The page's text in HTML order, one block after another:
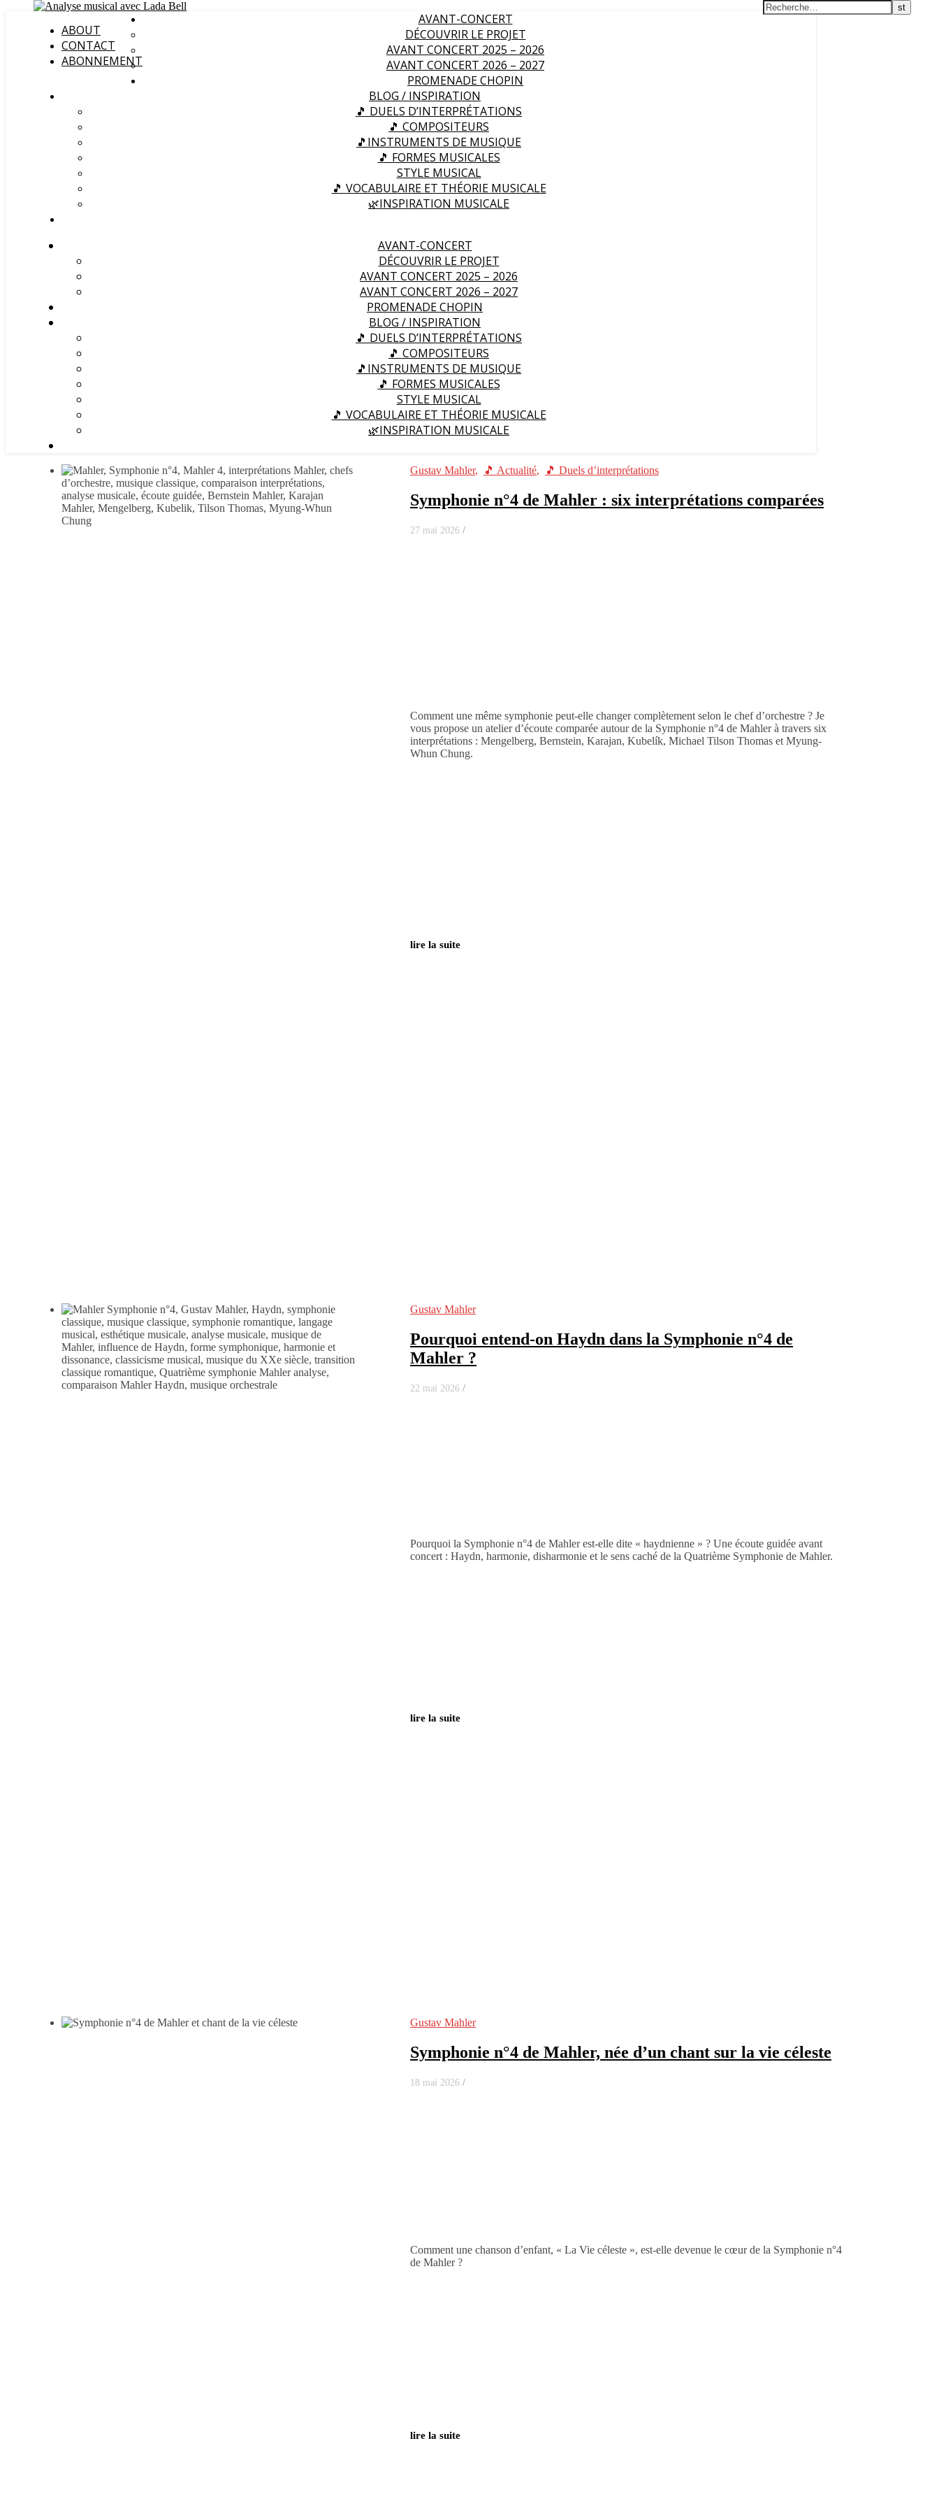
ABOUT
CONTACT
ABONNEMENT
AVANT-CONCERT
DÉCOUVRIR LE PROJET
AVANT CONCERT 2025 – 2026
AVANT CONCERT 2026 – 2027
PROMENADE CHOPIN
BLOG / INSPIRATION
🎵 DUELS D’INTERPRÉTATIONS
🎵 COMPOSITEURS
🎵INSTRUMENTS DE MUSIQUE
🎵 FORMES MUSICALES
STYLE MUSICAL
🎵 VOCABULAIRE ET THÉORIE MUSICALE
🌿INSPIRATION MUSICALE
AVANT-CONCERT
DÉCOUVRIR LE PROJET
AVANT CONCERT 2025 – 2026
AVANT CONCERT 2026 – 2027
PROMENADE CHOPIN
BLOG / INSPIRATION
🎵 DUELS D’INTERPRÉTATIONS
🎵 COMPOSITEURS
🎵INSTRUMENTS DE MUSIQUE
🎵 FORMES MUSICALES
STYLE MUSICAL
🎵 VOCABULAIRE ET THÉORIE MUSICALE
🌿INSPIRATION MUSICALE
Gustav Mahler, 🎵 Actualité, 🎵 Duels d’interprétations
Symphonie n°4 de Mahler : six interprétations comparées
27 mai 2026 /
Comment une même symphonie peut-elle changer complètement selon le chef d’orchestre ? Je
vous propose un atelier d’écoute comparée autour de la Symphonie n°4 de Mahler à travers six
interprétations : Mengelberg, Bernstein, Karajan, Kubelík, Michael Tilson Thomas et Myung-
Whun Chung.
lire la suite
Gustav Mahler
Pourquoi entend-on Haydn dans la Symphonie n°4 de
Mahler ?
22 mai 2026 /
Pourquoi la Symphonie n°4 de Mahler est-elle dite « haydnienne » ? Une écoute guidée avant
concert : Haydn, harmonie, disharmonie et le sens caché de la Quatrième Symphonie de Mahler.
lire la suite
Gustav Mahler
Symphonie n°4 de Mahler, née d’un chant sur la vie céleste
18 mai 2026 /
Comment une chanson d’enfant, « La Vie céleste », est-elle devenue le cœur de la Symphonie n°4
de Mahler ?
lire la suite